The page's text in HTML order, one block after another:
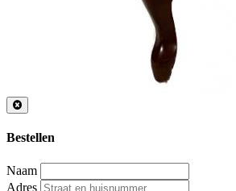
Bestellen
Naam
Adres